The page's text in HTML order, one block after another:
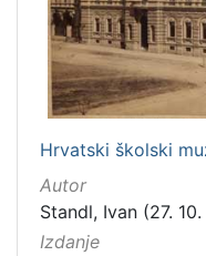
Hrvatski školski
Autor
Standl, Ivan (27.
Izdanje